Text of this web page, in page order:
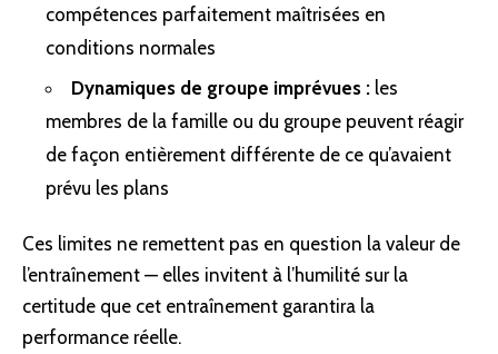
compétences parfaitement maîtrisées en
conditions normales
Dynamiques de groupe imprévues : les
membres de lafamille ou du groupe peuvent réagir
de façon entièrement différente de ce qu’avaient
prévu les plans
Ces limites ne remettent pas en question la valeur de
l’entraînement — elles invitent à l’humilité sur la
certitude que cet entraînement garantira la
performance réelle.